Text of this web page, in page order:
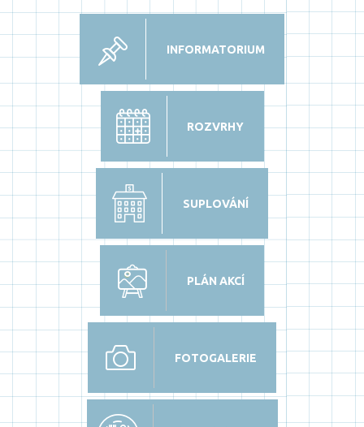
INFORMATORIUM
ROZVRHY
SUPLOVÁNÍ
PLÁN AKCÍ
FOTOGALERIE